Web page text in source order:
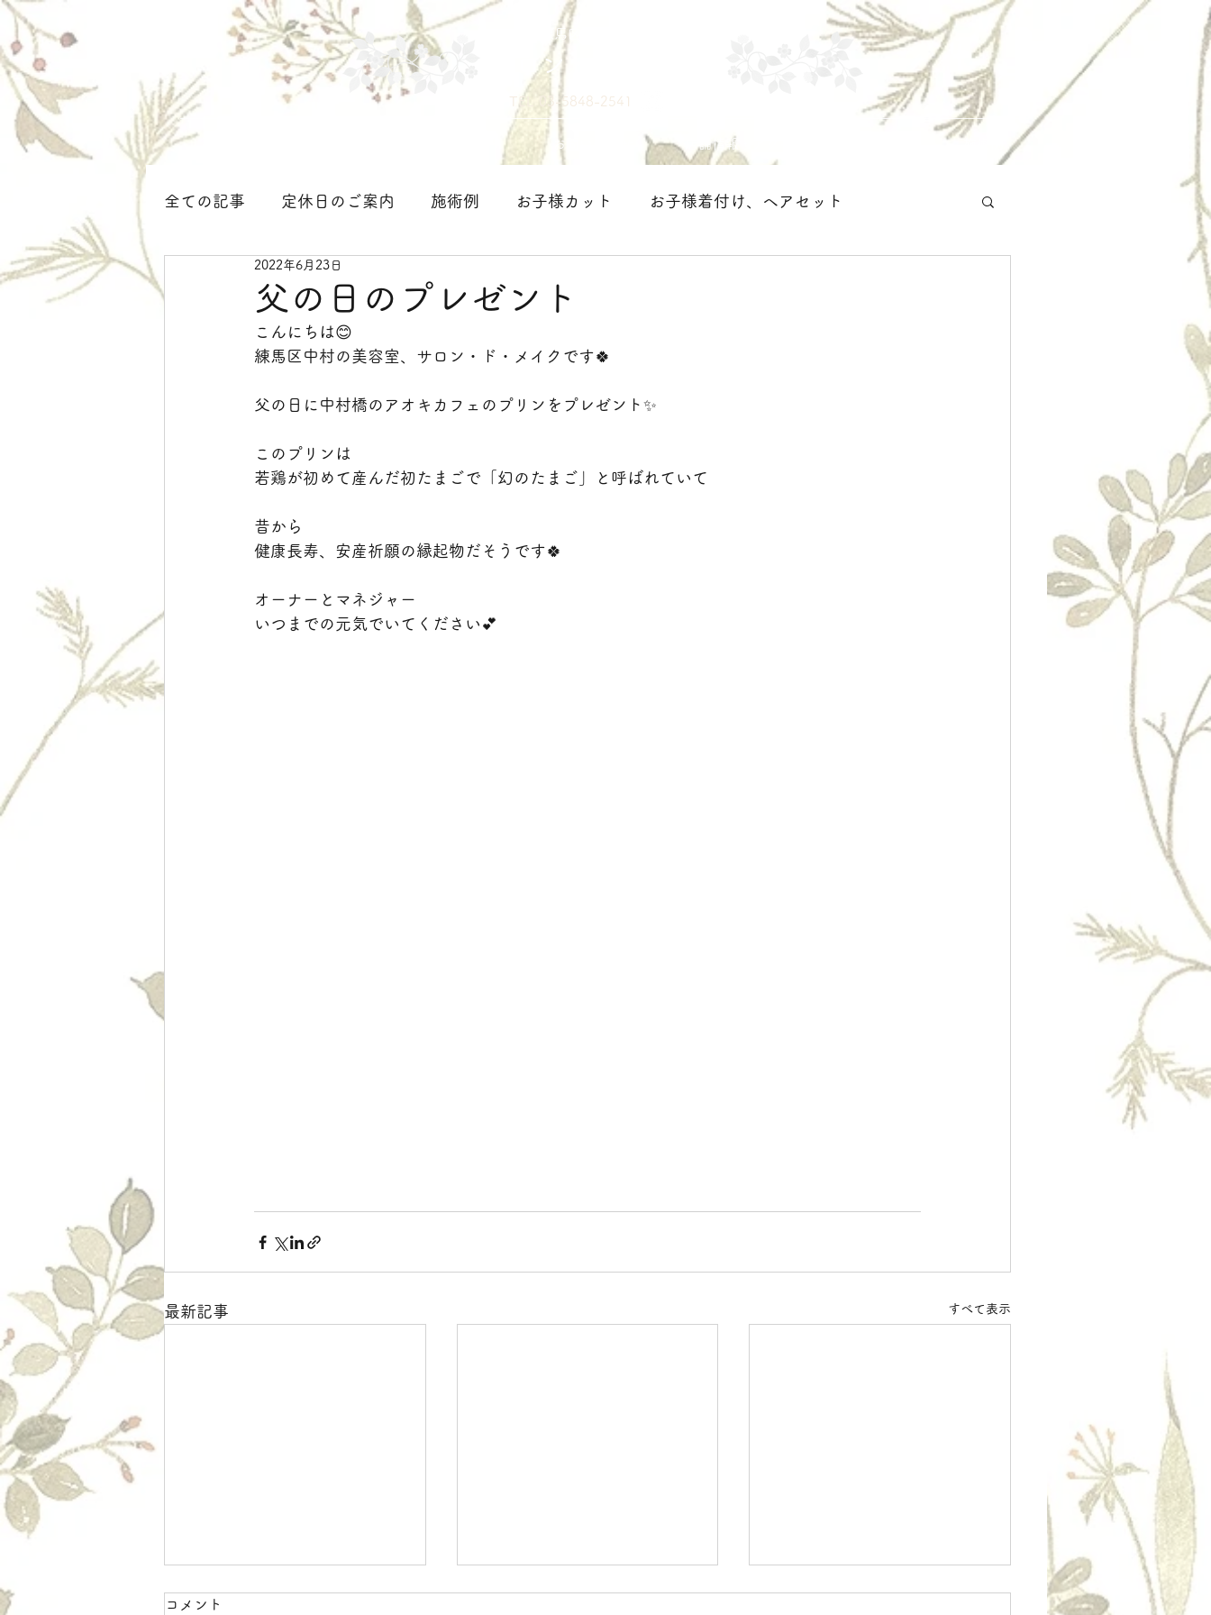
サロン・ド・メイク
練馬区中村の美容室
TEL 03-5848-2541
お問い合わせ 店舗情報・アクセス
全ての記事 定休日のご案内 施術例 お子様カット お子様着付け、ヘアセット
着付け、ヘアセット＜大人＞
父の日のプレゼント
2022年6月23日
こんにちは😊
練馬区中村の美容室、サロン・ド・メイクです🍀
父の日に中村橋のアオキカフェのプリンをプレゼント✨
このプリンは
若鶏が初めて産んだ初たまごで「幻のたまご」と呼ばれていて
昔から
健康長寿、安産祈願の縁起物だそうです🍀
オーナーとマネジャー
いつまでの元気でいてください💕
最新記事 すべて表示
コメント